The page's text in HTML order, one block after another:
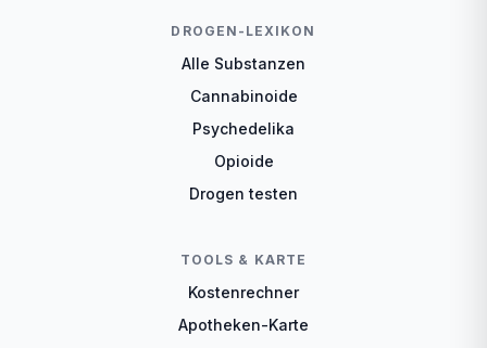
DROGEN-LEXIKON
Alle Substanzen
Cannabinoide
Psychedelika
Opioide
Drogen testen
TOOLS & KARTE
Kostenrechner
Apotheken-Karte